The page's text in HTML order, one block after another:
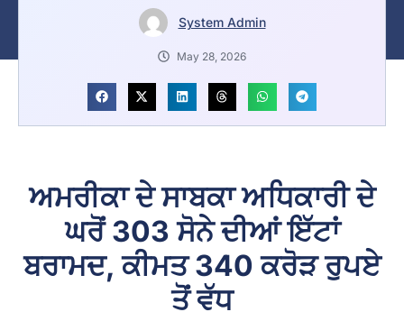
System Admin
May 28, 2026
ਅਮਰੀਕਾ ਦੇ ਸਾਬਕਾ ਅਧਿਕਾਰੀ ਦੇ
ਘਰੋਂ 303 ਸੋਨੇ ਦੀਆਂ ਇੱਟਾਂ
ਬਰਾਮਦ, ਕੀਮਤ 340 ਕਰੋੜ ਰੁਪਏ
ਤੋਂ ਵੱਧ